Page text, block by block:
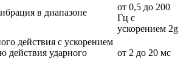
в диапазоне
от 0,5 до 200
Гц с
ускорением 2g
действия с ускорением
действия ударного
от 2 до 20 мс